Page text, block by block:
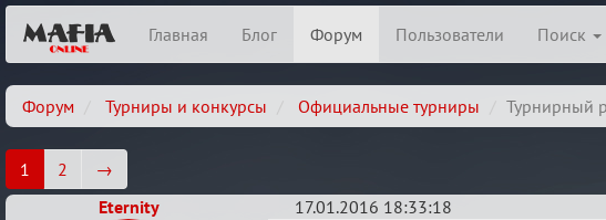
Главная Блог Форум Пользователи Поиск
Форум Турниры и конкурсы Официальные турниры Турнирный
1 2
→
Eternity
17.01.2016 18:33:18